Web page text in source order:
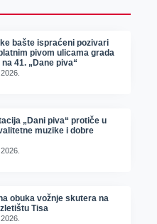
bašte ispraćeni pozivari
pivom ulicama grada
41. „Dane piva“
„Dani piva“ protiče u
muzike i dobre
obuka vožnje skutera na
Tisa